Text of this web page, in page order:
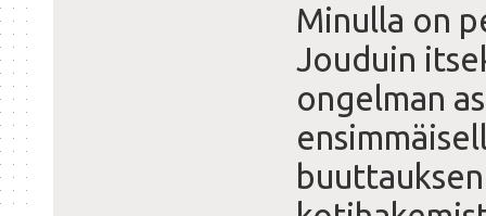
Minulla on
Jouduin
ongelman